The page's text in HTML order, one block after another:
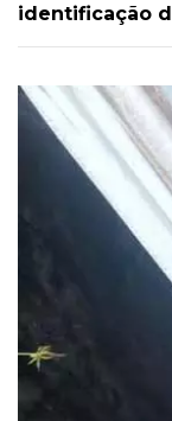
identificação